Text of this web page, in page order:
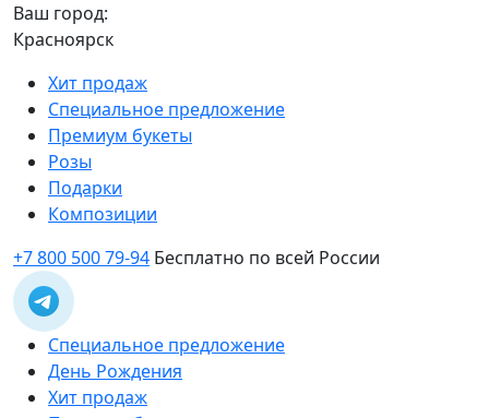
Ваш город:
Красноярск
Хит продаж
Специальное предложение
Премиум букеты
Розы
Подарки
Композиции
+7 800 500 79-94 Бесплатно по всей России
Специальное предложение
День Рождения
Хит продаж